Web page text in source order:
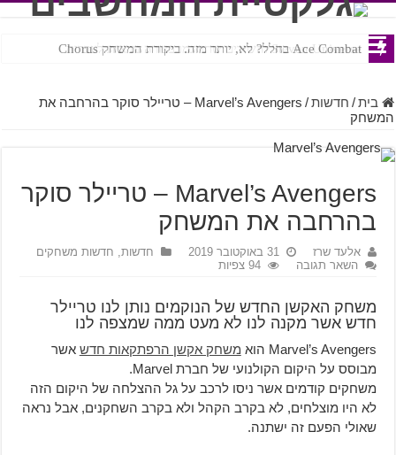
Ace Combat בחלל? לא, יותר מזה. ביקורת המשחק Chorus
Steven Universe והשירים שתורגמו בצורה נוראית לעברית
בית / חדשות /
Marvel’s Avengers – טריילר סוקר בהרחבה את
המשחק
Marvel’s Avengers – טריילר סוקר
בהרחבה את המשחק
אלעד שרז 31 באוקטובר 2019 חדשות, חדשות משחקים
השאר תגובה
94 צפיות
משחק האקשן החדש של הנוקמים נותן לנו טריילר
חדש אשר מקנה לנו לא מעט ממה שמצפה לנו
Marvel’s Avengers הוא משחק אקשן הרפתקאות חדשאשר
מבוסס על היקום הקולנועי של חברת Marvel.
משחקים קודמים אשר ניסו לרכב על גל ההצלחה של היקום הזה
לא היו מוצלחים, לא בקרב הקהל ולא בקרב השחקנים, אבל נראה
שאולי הפעם זה ישתנה.